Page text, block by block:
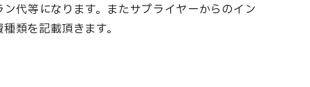
代等になります。またサプライヤーからのイン
類を記載頂きます。